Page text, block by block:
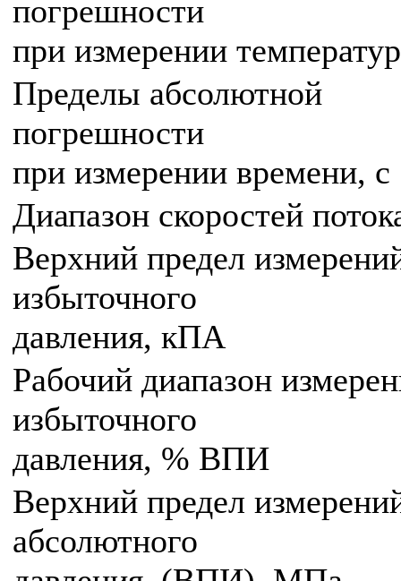
погрешности
при измерении
Пределы абсолютной
погрешности
при измерении времени, с
Диапазон скоростей
Верхний предел
избыточного
давления, кПА
Рабочий диапазон
избыточного
давления, % ВПИ
Верхний предел
абсолютного